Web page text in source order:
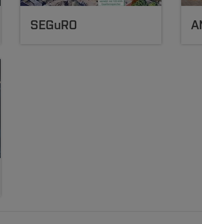
SEGuRO